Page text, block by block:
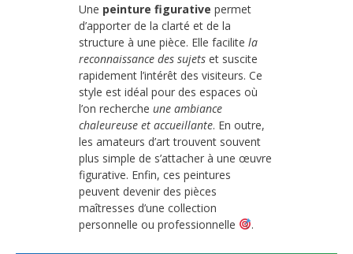
Une peinture figurative permet
d’apporter de la clarté et de la
structure à une pièce. Elle facilite la
reconnaissance des sujets et suscite
rapidement l’intérêt des visiteurs. Ce
style est idéal pour des espaces où
l’on recherche une ambiance
chaleureuse et accueillante. En outre,
les amateurs d’art trouvent souvent
plus simple de s’attacher à une œuvre
figurative. Enfin, ces peintures
peuvent devenir des pièces
maîtresses d’une collection
personnelle ou professionnelle
.